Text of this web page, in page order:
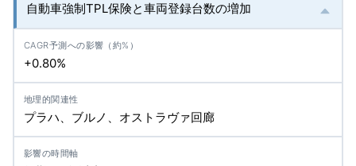
自動車強制TPL保険と車両登録台数の増加
+0.80%
プラハ、ブルノ、オストラヴァ回廊